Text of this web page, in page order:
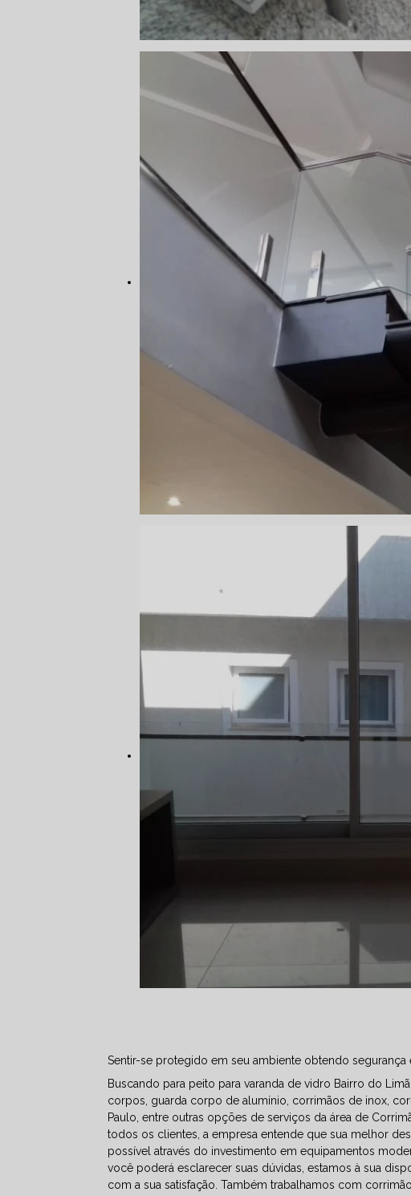
Sentir-se protegido em seu ambiente obtendo
Buscando para peito para varanda de vidro Bairro do
corpos, guarda corpo de alumínio, corrimãos de inox,
Paulo, entre outras opções de serviços da área de
todos os clientes, a empresa entende que sua melhor
possível através do investimento em equipamentos
você poderá esclarecer suas dúvidas, estamos à sua
com a sua satisfação. Também trabalhamos com